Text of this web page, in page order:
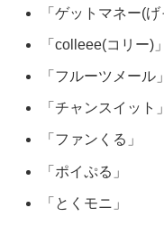
「ゲットマネー(げ
「colleee(コリー)」
「フルーツメール」
「チャンスイット」
「ファンくる」
「ポイぷる」
「とくモニ」